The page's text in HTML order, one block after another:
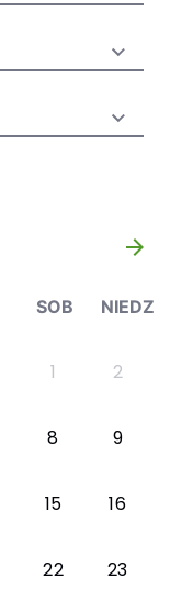
młodzieży
»
SOB NIEDZ
1 2
8 9
15 16
22 23